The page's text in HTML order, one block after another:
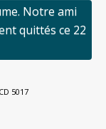
Notre ami
quittés ce 22
5017